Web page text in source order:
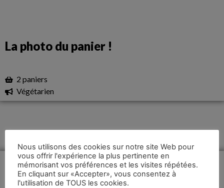
La photo du panier !
2 paniers
Végétarien
Nous utilisons des cookies sur notre site Web pour
vous offrir l'expérience la plus pertinente en
mémorisant vos préférences et les visites répétées.
En cliquant sur «Accepter», vous consentez à
l'utilisation de TOUS les cookies.